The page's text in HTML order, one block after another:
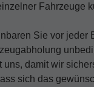
Fahrzeuge
Sie vor jeder
uns, damit wir
sich das